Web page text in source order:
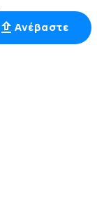
Ανέβαστε